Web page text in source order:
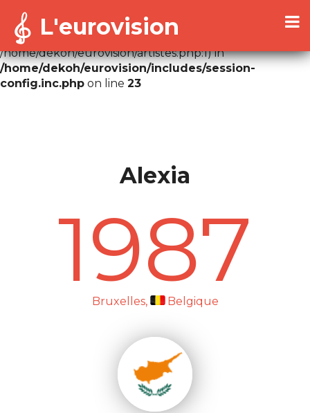
Warning
: Cannot modify header information - headers
already sent by (output started at
/home/dekoh/eurovision/artistes.php:1) in
/home/dekoh/eurovision/includes/session-
config.inc.php on line 23
L'eurovision
Alexia
1987
Bruxelles, Belgique